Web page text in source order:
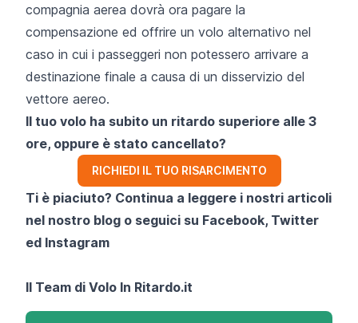
compagnia aerea dovrà ora pagare la
compensazione ed offrire un volo alternativo nel
caso in cui i passeggeri non potessero arrivare a
destinazione finale a causa di un disservizio del
vettore aereo.
Il tuo volo ha subito un ritardo superiore alle 3
ore, oppure è stato cancellato?
RICHIEDI IL TUO RISARCIMENTO
Ti è piaciuto? Continua a leggere i nostri articoli
nel nostro blog o seguici su Facebook, Twitter
ed Instagram
Il Team di Volo In Ritardo.it